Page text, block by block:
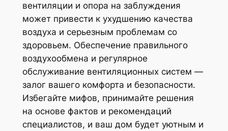
вентиляции и опора на заблуждения
может привести к ухудшению качества
воздуха и серьезным проблемам со
здоровьем. Обеспечение правильного
воздухообмена и регулярное
обслуживание вентиляционных систем —
залог вашего комфорта и безопасности.
Избегайте мифов, принимайте решения
на основе фактов и рекомендаций
специалистов, и ваш дом будет уютным и